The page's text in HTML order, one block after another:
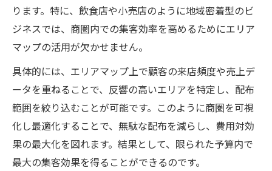
ります。特に、飲食店や小売店のように地域密着型のビ
ジネスでは、商圏内での集客効率を高めるためにエリア
マップの活用が欠かせません。
具体的には、エリアマップ上で顧客の来店頻度や売上デ
ータを重ねることで、反響の高いエリアを特定し、配布
範囲を絞り込むことが可能です。このように商圏を可視
化し最適化することで、無駄な配布を減らし、費用対効
果の最大化を図れます。結果として、限られた予算内で
最大の集客効果を得ることができるのです。